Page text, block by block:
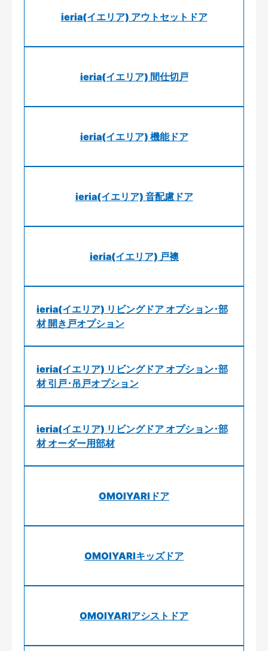
ieria(イエリア) アウトセットドア
ieria(イエリア) 間仕切戸
ieria(イエリア) 機能ドア
ieria(イエリア) 音配慮ドア
ieria(イエリア) 戸襖
ieria(イエリア) リビングドア オプション･部
材 開き戸オプション
ieria(イエリア) リビングドア オプション･部
材 引戸･吊戸オプション
ieria(イエリア) リビングドア オプション･部
材 オーダー用部材
OMOIYARIドア
OMOIYARIキッズドア
OMOIYARIアシストドア